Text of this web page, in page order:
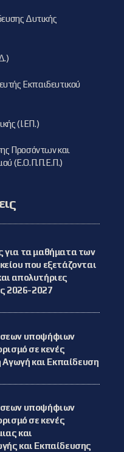
Δυτικής
Εκπαιδευτικού
(Ι.ΕΠ.)
Προσόντων και
(Ε.Ο.Π.Π.Ε.Π.)
για τα μαθήματα των
που εξετάζονται
απολυτήριες
2026-2027
υποψήφιων
σε κενές
Αγωγή και Εκπαίδευση
υποψήφιων
σε κενές
και
και Εκπαίδευσης